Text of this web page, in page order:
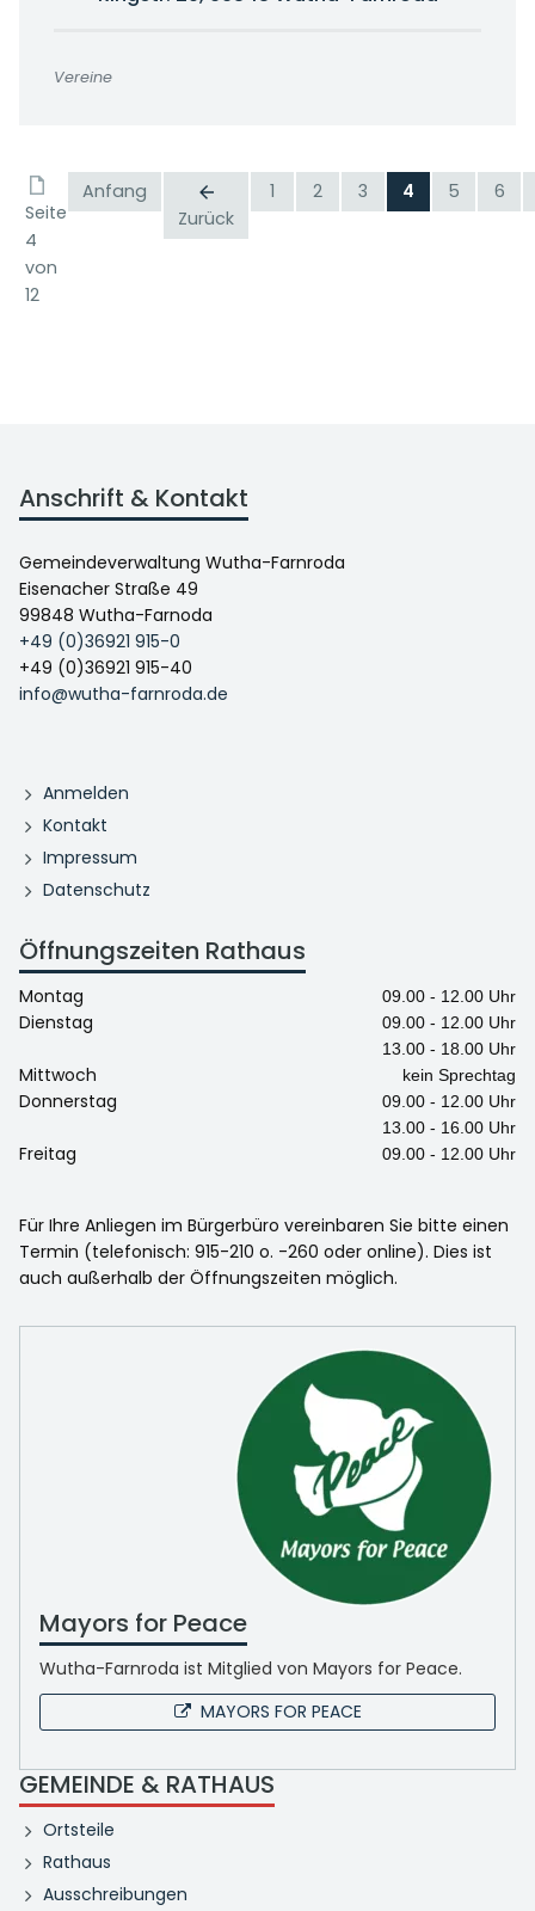
Vereine
Seite
4
von
12
Anfang
Zurück
1 2 3 4 5 6
Anschrift & Kontakt
Gemeindeverwaltung Wutha-Farnroda
Eisenacher Straße 49
99848 Wutha-Farnoda
+49 (0)36921 915-0
+49 (0)36921 915-40
info@wutha-farnroda.de
Anmelden
Kontakt
Impressum
Datenschutz
Öffnungszeiten Rathaus
Montag 09.00 - 12.00 Uhr
Dienstag
09.00 - 12.00 Uhr
13.00 - 18.00 Uhr
Mittwoch kein Sprechtag
Donnerstag
09.00 - 12.00 Uhr
13.00 - 16.00 Uhr
Freitag 09.00 - 12.00 Uhr
Für Ihre Anliegen im Bürgerbüro vereinbaren Sie bitte einen
Termin (telefonisch: 915-210 o. -260 oder online). Dies ist
auch außerhalb der Öffnungszeiten möglich.
Mayors for Peace
Wutha-Farnroda ist Mitglied von Mayors for Peace.
MAYORS FOR PEACE
GEMEINDE & RATHAUS
Ortsteile
Rathaus
Ausschreibungen